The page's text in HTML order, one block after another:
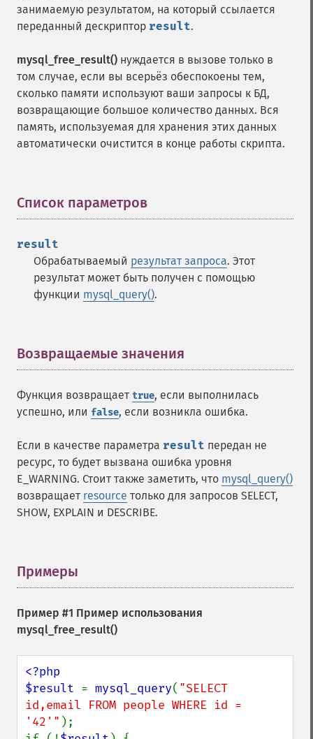
занимаемую результатом, на который ссылается
переданный дескриптор result.
mysql_free_result() нуждается в вызове только в
том случае, если вы всерьёз обеспокоены тем,
сколько памяти используют ваши запросы к БД,
возвращающие большое количество данных. Вся
память, используемая для хранения этих данных
автоматически очистится в конце работы скрипта.
Список параметров
result
Обрабатываемый результат запроса. Этот
результат может быть получен с помощью
функции mysql_query().
Возвращаемые значения
Функция возвращает true, если выполнилась
успешно, или false, если возникла ошибка.
Если в качестве параметра result передан не
ресурс, то будет вызвана ошибка уровня
E_WARNING. Стоит также заметить, что mysql_query()
возвращает resource только для запросов SELECT,
SHOW, EXPLAIN и DESCRIBE.
Примеры
Пример #1 Пример использования
mysql_free_result()
<?php
$result = mysql_query( "SELECT
id,email FROM people WHERE id =
'42'" );